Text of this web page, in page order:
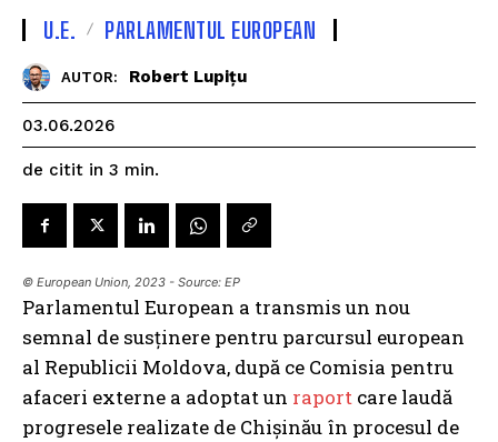
U.E. PARLAMENTUL EUROPEAN
AUTOR: Robert Lupițu
03.06.2026
de citit in 3 min.
© European Union, 2023 - Source: EP
Parlamentul European a transmis un nou
semnal de susținere pentru parcursul european
al Republicii Moldova, după ce Comisia pentru
afaceri externe a adoptat un raport care laudă
progresele realizate de Chișinău în procesul de